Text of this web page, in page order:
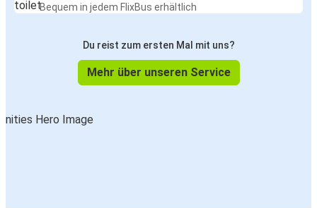
Bequem in jedem FlixBus erhältlich
Du reist zum ersten Mal mit uns?
Mehr über unseren Service